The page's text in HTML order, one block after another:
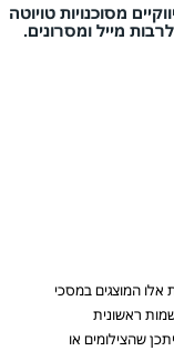
מסוכנויות טויוטה
מייל ומסרונים.
אלו המוצגים במסכי
ראשונית
שהצילומים או